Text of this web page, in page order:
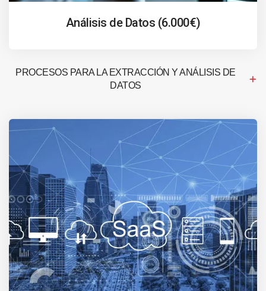
Análisis de Datos (6.000€)
PROCESOS PARA LA EXTRACCIÓN Y ANÁLISIS DE
DATOS